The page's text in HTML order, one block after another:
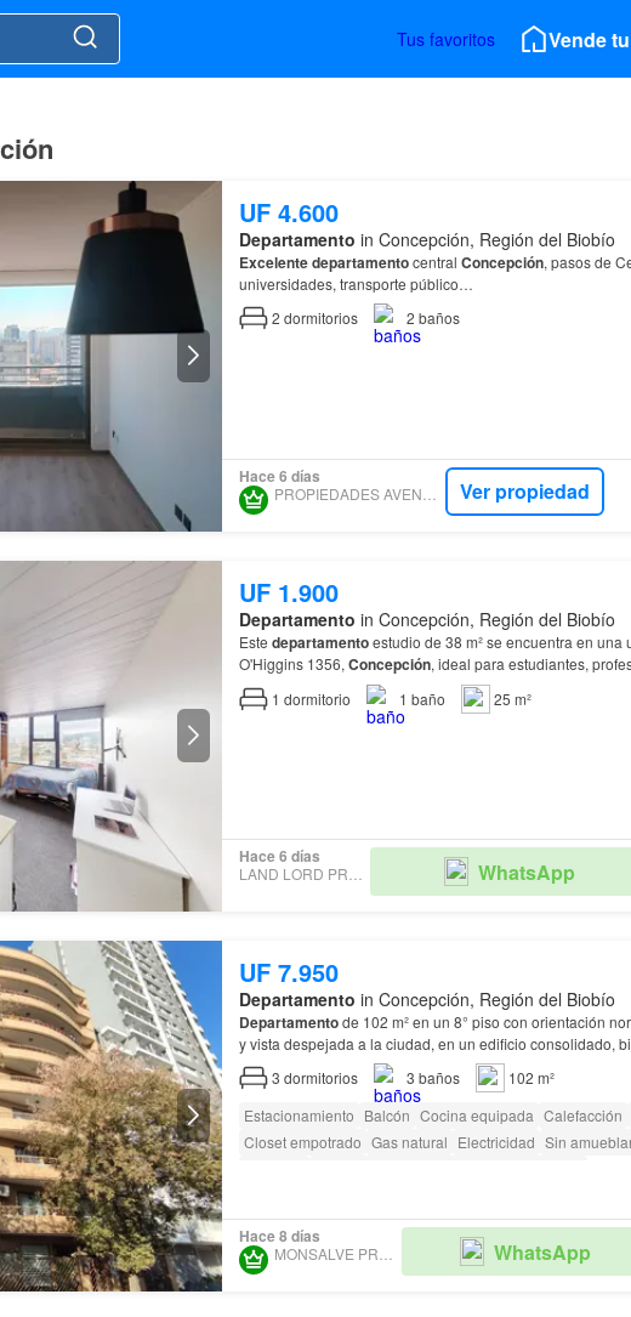
Tus favoritos Vende
UF 4.600
Departamento in Concepción, Región del Biobío
Excelentedepartamentocentral Concepción, pasos de
universidades, transporte público…
2 dormitorios 2 baños
Hace 6 días
PROPIEDADES AVENDAÑO & SAGREDO Ver propiedad
UF 1.900
Departamento in Concepción, Región del Biobío
Este departamentoestudio de 38 m² se encuentra en una
O'Higgins 1356, Concepción, ideal para estudiantes,
departamento combina ubicación, comodidad y
1 dormitorio 1 baño 25 m²
Hace 6 días
LAND LORD PROPERTY WhatsApp
UF 7.950
Departamento in Concepción, Región del Biobío
Departamentode 102 m² en un 8° piso con orientación
y vista despejada a la ciudad, en un edificio consolidado,
conserjería 24/7 Estacionamiento cubierto a nivel cal…
3 dormitorios 3 baños
102 m²
Estacionamiento Balcón Cocina equipada Calefacción
Closet empotrado Gas natural Electricidad Sin
Hace 8 días
MONSALVE PROPIEDADES WhatsApp